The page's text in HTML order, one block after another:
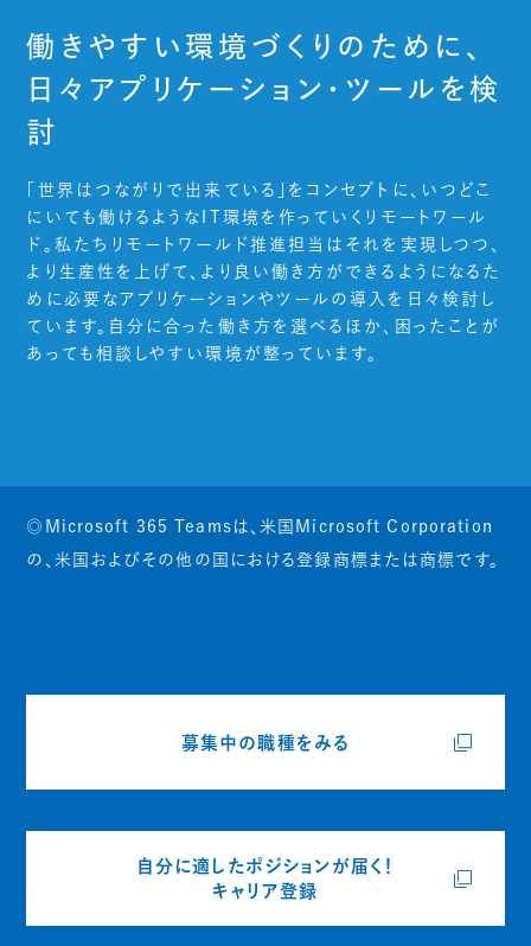
働きやすい環境づくりのために、
日々アプリケーション・ツールを検
討
「世界はつながりで出来ている」をコンセプトに、いつどこ
にいても働けるようなIT環境を作っていくリモートワール
ド。私たちリモートワールド推進担当はそれを実現しつつ、
より生産性を上げて、より良い働き方ができるようになるた
めに必要なアプリケーションやツールの導入を日々検討し
ています。自分に合った働き方を選べるほか、困ったことが
あっても相談しやすい環境が整っています。
◎Microsoft 365 Teamsは、米国Microsoft Corporation
の、米国およびその他の国における登録商標または商標です。
募集中の職種をみる
自分に適したポジションが届く！
キャリア登録